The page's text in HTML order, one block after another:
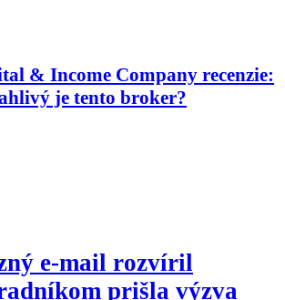
& Income Company recenzie:
je tento broker?
e-mail rozvíril
prišla výzva